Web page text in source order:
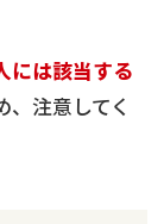
には該当する
、注意してく